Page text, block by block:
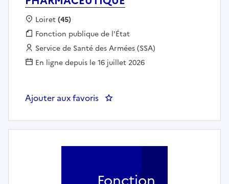
Localisation :
Loiret(45)
Fonction publique :
Fonction publique de l'État
Employeur :
Service de Santé des Armées (SSA)
En ligne depuis le 16 juillet 2026
Ajouter aux favoris : OPERATEUR PRODUCTION